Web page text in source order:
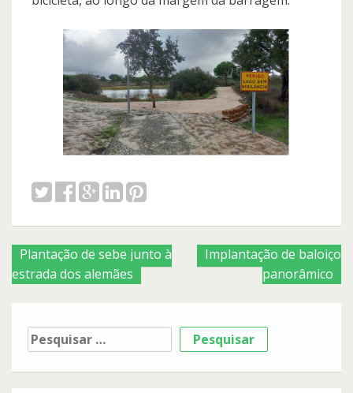
Posts
navigation
Plantação de sebe junto à
estrada dos alemães
Implantação de baloiço
panorâmico
Pesquisar
por: